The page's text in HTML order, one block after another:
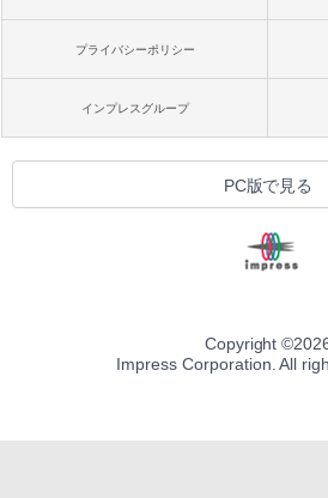
プライバシーポリシー
インプレスグループ
PC版で見る
Copyright ©
Impress Corporation. All